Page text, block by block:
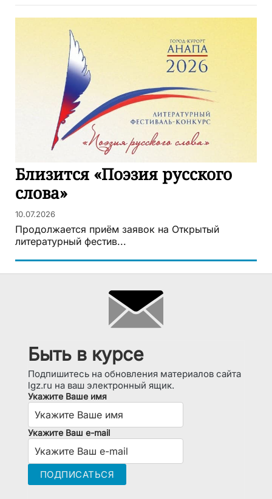
Близится «Поэзия русского
слова»
10.07.2026
Продолжается приём заявок на Открытый
литературный фестив...
Быть в курсе
Подпишитесь на обновления материалов сайта
lgz.ru на ваш электронный ящик.
Укажите Ваше имя
Укажите Ваш e-mail